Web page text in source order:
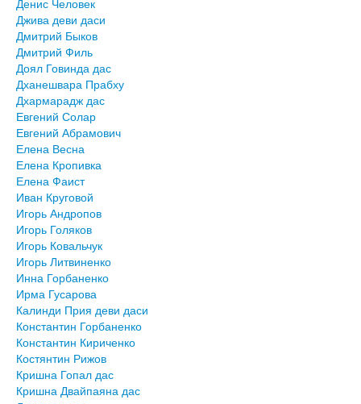
Джива деви даси
Дмитрий Быков
Дмитрий Филь
Доял Говинда дас
Дханешвара Прабху
Дхармарадж дас
Евгений Солар
Евгений Абрамович
Елена Весна
Елена Кропивка
Елена Фаист
Иван Круговой
Игорь Андропов
Игорь Голяков
Игорь Ковальчук
Игорь Литвиненко
Инна Горбаненко
Ирма Гусарова
Калинди Прия деви даси
Константин Горбаненко
Константин Кириченко
Костянтин Рижов
Кришна Гопал дас
Кришна Двайпаяна дас